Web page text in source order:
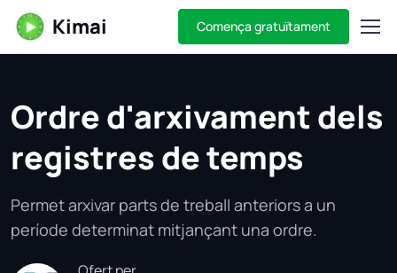
Kimai Comença gratuïtament
Ordre d'arxivament dels
registres de temps
Permet arxivar parts de treball anteriors a un
període determinat mitjançant una ordre.